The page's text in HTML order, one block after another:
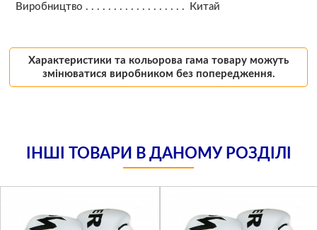
Виробництво
Китай
Характеристики та кольорова гама товару можуть
змінюватися виробником без попередження.
ІНШІ ТОВАРИ В ДАНОМУ РОЗДІЛІ